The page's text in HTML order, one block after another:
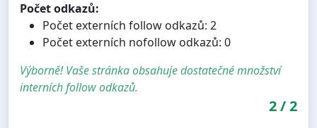
Počet odkazů:
Počet externích follow odkazů: 2
Počet externích nofollow odkazů: 0
Výborně! Vaše stránka obsahuje dostatečné množství
interních follow odkazů.
2/2